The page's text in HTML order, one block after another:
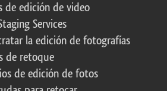
de edición de video
Services
la edición de fotografías
de retoque
de edición de fotos